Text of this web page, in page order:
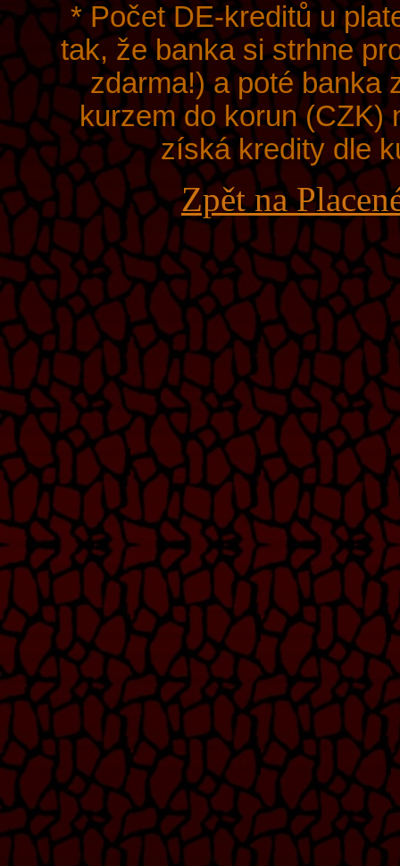
* Počet DE-kreditů u
tak, že banka si strhne
zdarma!) a poté banka
kurzem do korun (CZK)
získá kredity dle
Zpět na